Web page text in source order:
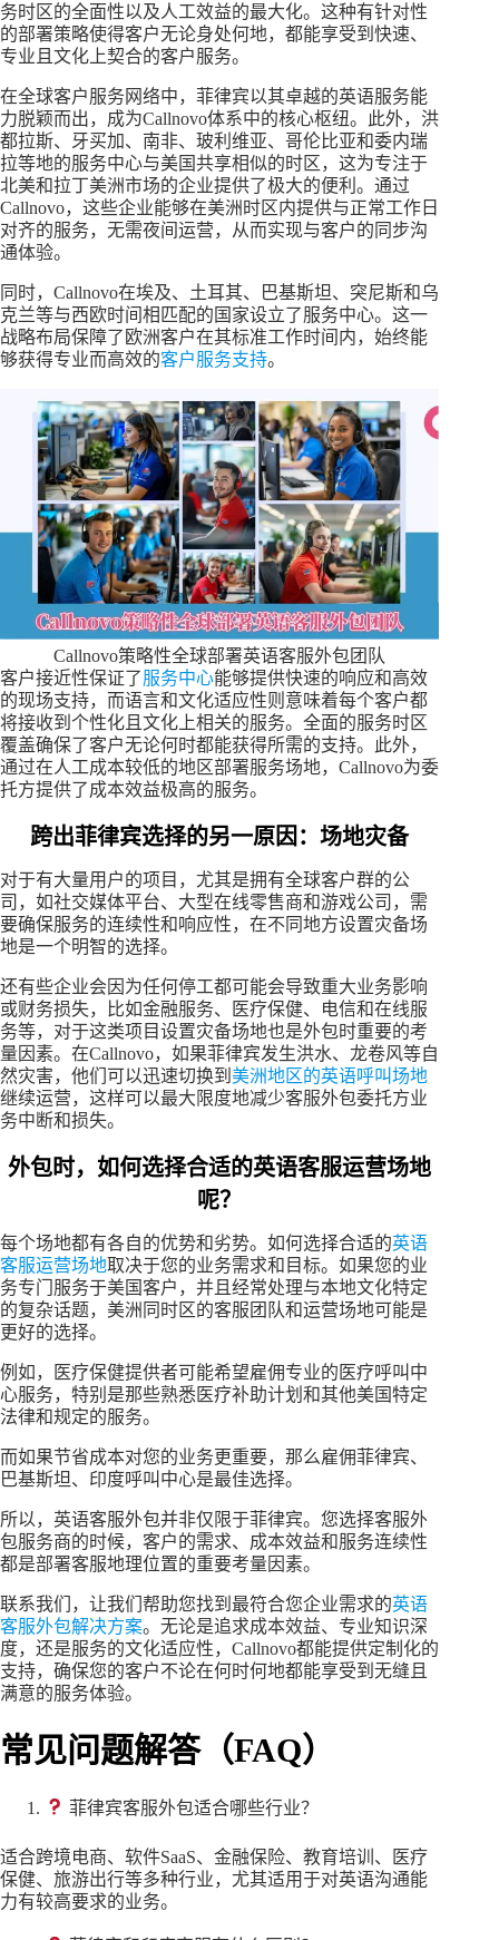
务时区的全面性以及人工效益的最大化。这种有针对性
的部署策略使得客户无论身处何地，都能享受到快速、
专业且文化上契合的客户服务。
在全球客户服务网络中，菲律宾以其卓越的英语服务能
力脱颖而出，成为Callnovo体系中的核心枢纽。此外，洪
都拉斯、牙买加、南非、玻利维亚、哥伦比亚和委内瑞
拉等地的服务中心与美国共享相似的时区，这为专注于
北美和拉丁美洲市场的企业提供了极大的便利。通过
Callnovo，这些企业能够在美洲时区内提供与正常工作日
对齐的服务，无需夜间运营，从而实现与客户的同步沟
通体验。
同时，Callnovo在埃及、土耳其、巴基斯坦、突尼斯和乌
克兰等与西欧时间相匹配的国家设立了服务中心。这一
战略布局保障了欧洲客户在其标准工作时间内，始终能
够获得专业而高效的客户服务支持。
Callnovo策略性全球部署英语客服外包团队
客户接近性保证了服务中心能够提供快速的响应和高效
的现场支持，而语言和文化适应性则意味着每个客户都
将接收到个性化且文化上相关的服务。全面的服务时区
覆盖确保了客户无论何时都能获得所需的支持。此外，
通过在人工成本较低的地区部署服务场地，Callnovo为委
托方提供了成本效益极高的服务。
跨出菲律宾选择的另一原因：场地灾备
对于有大量用户的项目，尤其是拥有全球客户群的公
司，如社交媒体平台、大型在线零售商和游戏公司，需
要确保服务的连续性和响应性，在不同地方设置灾备场
地是一个明智的选择。
还有些企业会因为任何停工都可能会导致重大业务影响
或财务损失，比如金融服务、医疗保健、电信和在线服
务等，对于这类项目设置灾备场地也是外包时重要的考
量因素。在Callnovo，如果菲律宾发生洪水、龙卷风等自
然灾害，他们可以迅速切换到 美洲地区的英语呼叫场地
继续运营，这样可以最大限度地减少客服外包委托方业
务中断和损失。
外包时，如何选择合适的英语客服运营场地
呢？
每个场地都有各自的优势和劣势。如何选择合适的英语
客服运营场地取决于您的业务需求和目标。如果您的业
务专门服务于美国客户，并且经常处理与本地文化特定
的复杂话题，美洲同时区的客服团队和运营场地可能是
更好的选择。
例如，医疗保健提供者可能希望雇佣专业的医疗呼叫中
心服务，特别是那些熟悉医疗补助计划和其他美国特定
法律和规定的服务。
而如果节省成本对您的业务更重要，那么雇佣菲律宾、
巴基斯坦、印度呼叫中心是最佳选择。
所以，英语客服外包并非仅限于菲律宾。您选择客服外
包服务商的时候，客户的需求、成本效益和服务连续性
都是部署客服地理位置的重要考量因素。
联系我们，让我们帮助您找到最符合您企业需求的英语
客服外包解决方案。无论是追求成本效益、专业知识深
度，还是服务的文化适应性，Callnovo都能提供定制化的
支持，确保您的客户不论在何时何地都能享受到无缝且
满意的服务体验。
常见问题解答（FAQ）
菲律宾客服外包适合哪些行业？
适合跨境电商、软件SaaS、金融保险、教育培训、医疗
保健、旅游出行等多种行业，尤其适用于对英语沟通能
力有较高要求的业务。